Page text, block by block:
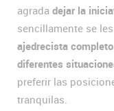
agrada dejar la
sencillamente se
ajedrecista
diferentes
preferir las
tranquilas.